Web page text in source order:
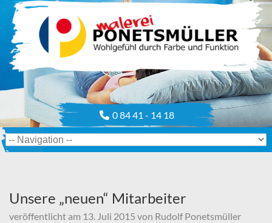
0 84 41 - 14 18
Unsere „neuen“ Mitarbeiter
veröffentlicht am 13. Juli 2015 von Rudolf Ponetsmüller